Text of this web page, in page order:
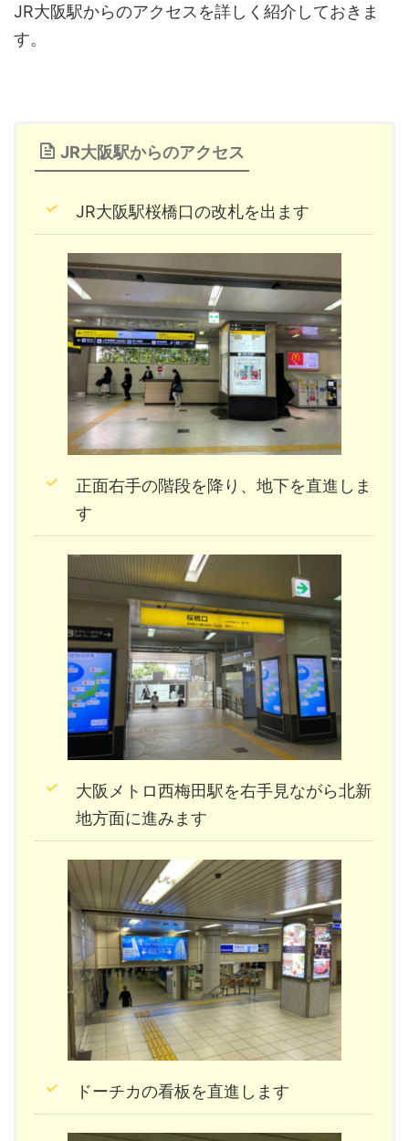
JR大阪駅からのアクセスを詳しく紹介しておきま
す。
JR大阪駅からのアクセス
JR大阪駅桜橋口の改札を出ます
正面右手の階段を降り、地下を直進しま
す
大阪メトロ西梅田駅を右手見ながら北新
地方面に進みます
ドーチカの看板を直進します